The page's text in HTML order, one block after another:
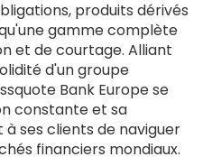
produits dérivés
gamme complète
et de courtage. Alliant
d'un groupe
Bank Europe se
constante et sa
ses clients de naviguer
financiers mondiaux.